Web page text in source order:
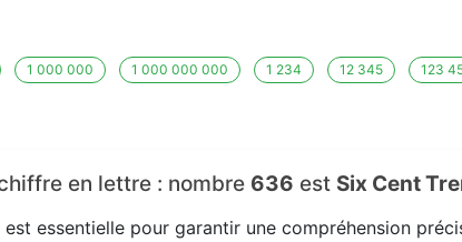
1 000 000 1 000 000 000 1 234 12 345 123
en lettre : nombre 636 est Six Cent
est essentielle pour garantir une compréhension